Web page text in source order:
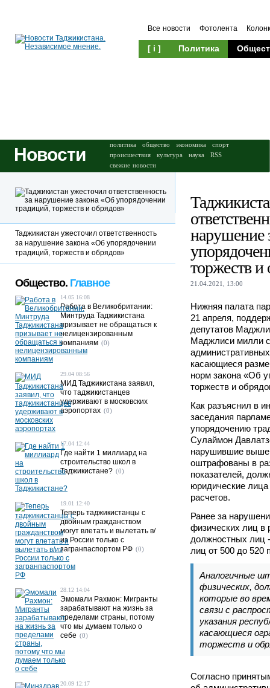
Все новости Фотолента
[ i ] Политика
Новости политика общество экономика
спорт
происшествия
культура наука
RSS
свежие новости
нарушение
торжеств и
21.04.2021, 13:00
Нижняя палата
21 апреля,
депутатов
Маджлиси милли
касающиеся
норм закона «Об
торжеств и
Как разъяснил в
заседания
упорядочению
Сулаймон
нарушившие
оштрафованы в
показателей,
юридические лица
расчетов.
Ранее за
физических лиц в
должностных лиц
лиц от 500 до 520
Аналогичные
физических,
которые во
связи с
указания
касающиеся
торжеств и
Согласно
Таджикистан ужесточил ответственность
за нарушение закона «Об упорядочении
традиций, торжеств и обрядов»
Общество. Главное
14.05 16:08
Работа в Великобритании:
Минтруда Таджикистана
призывает не обращаться к
нелицензированным
компаниям (0)
29.04 08:56
МИД Таджикистана заявил,
что таджикистанцев
удерживают в московских
аэропортах (0)
17.04 12:44
Где найти 1 миллиард на
строительство школ в
Таджикистане? (0)
19.01 12:40
Теперь таджикистанцы с
двойным гражданством
могут влетать и вылетать в/
из России только с
загранпаспортом РФ (0)
28.12 14:04
Эмомали Рахмон: Мигранты
зарабатывают на жизнь за
пределами страны, потому
что мы думаем только о
себе (0)
20.09 12:17